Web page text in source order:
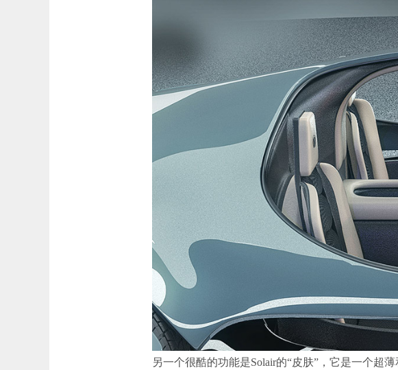
另一个很酷的功能是Solair的“皮肤”，它是一个超